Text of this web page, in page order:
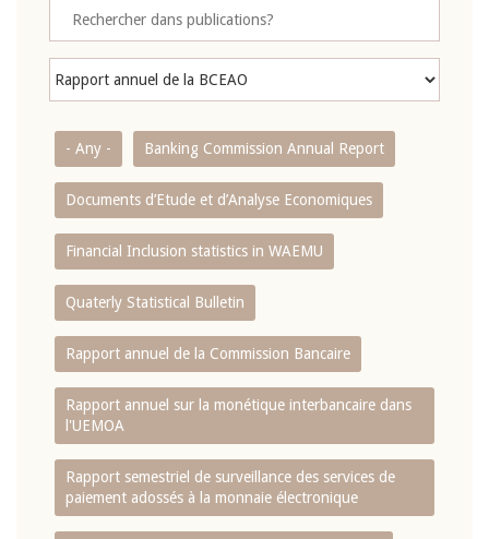
- Any - Banking Commission Annual Report
Documents d’Etude et d’Analyse Economiques
Financial Inclusion statistics in WAEMU
Quaterly Statistical Bulletin
Rapport annuel de la Commission Bancaire
Rapport annuel sur la monétique interbancaire dans
l'UEMOA
Rapport semestriel de surveillance des services de
paiement adossés à la monnaie électronique